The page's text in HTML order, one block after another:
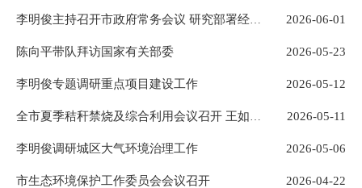
李明俊主持召开市政府常务会议 研究部署经济运行、安全生产等重点工作 2026-06-01
陈向平带队拜访国家有关部委 2026-05-23
李明俊专题调研重点项目建设工作 2026-05-12
全市夏季秸秆禁烧及综合利用会议召开 王如厂出席并讲话 2026-05-11
李明俊调研城区大气环境治理工作 2026-05-06
市生态环境保护工作委员会会议召开 2026-04-22